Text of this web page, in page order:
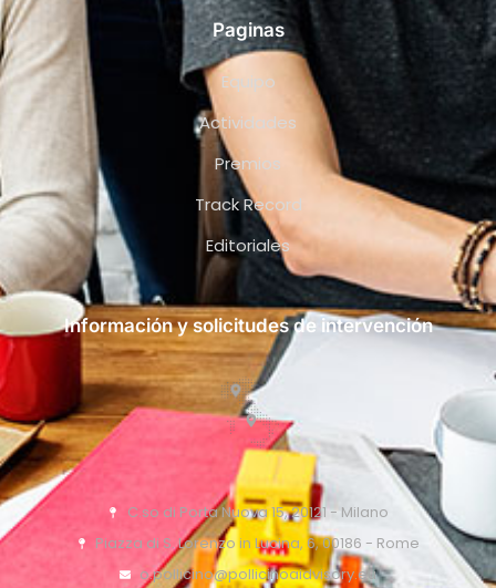
Paginas
Equipo
Actividades
Premios
Track Record
Editoriales
Información y solicitudes de intervención
C.so di Porta Nuova 15, 20121 - Milano
Piazza di S. Lorenzo in Lucina, 6, 00186 - Rome
o.pollicino@pollicinoaidvisory.eu